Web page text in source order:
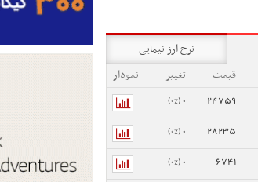
نرخ ارز نیمایی
قیمت تغییر
نمودار
24759
0 (0%)
28235
0 (0%)
6741
0 (0%)